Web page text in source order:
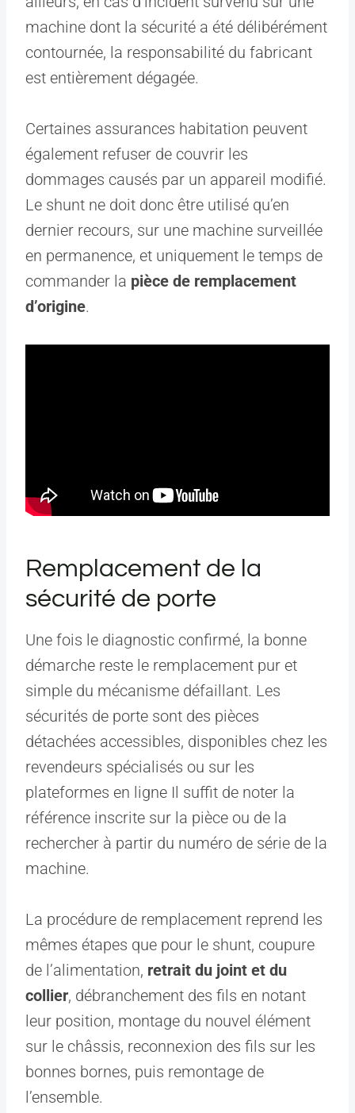
machine dont la sécurité a été délibérément
contournée, la responsabilité du fabricant
est entièrement dégagée.
Certaines assurances habitation peuvent
également refuser de couvrir les
dommages causés par un appareil modifié.
Le shunt ne doit donc être utilisé qu’en
dernier recours, sur une machine surveillée
en permanence, et uniquement le temps de
commander la pièce de remplacement
d’origine.
Remplacement de la
sécurité de porte
Une fois le diagnostic confirmé, la bonne
démarche reste le remplacement pur et
simple du mécanisme défaillant. Les
sécurités de porte sont des pièces
détachées accessibles, disponibles chez les
revendeurs spécialisés ou sur les
plateformes en ligne Il suffit de noter la
référence inscrite sur la pièce ou de la
rechercher à partir du numéro de série de la
machine.
La procédure de remplacement reprend les
mêmes étapes que pour le shunt, coupure
de l’alimentation, retrait du joint et du
collier, débranchement des fils en notant
leur position, montage du nouvel élément
sur le châssis, reconnexion des fils sur les
bonnes bornes, puis remontage de
l’ensemble.